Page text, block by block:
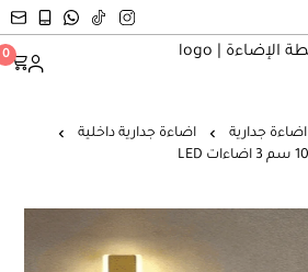
نقطة الإضاءة 0
اضاءة جدارية
اضاءة جدارية داخلية